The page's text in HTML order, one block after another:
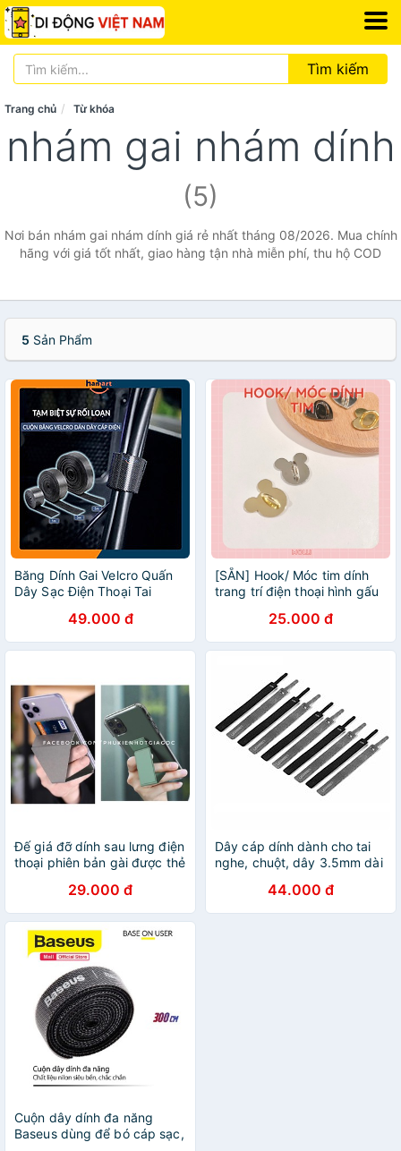
Tìm kiếm
Trang chủ Từ khóa
nhám gai nhám dính
(5)
Nơi bán nhám gai nhám dính giá rẻ nhất tháng 08/2026. Mua chính
hãng với giá tốt nhất, giao hàng tận nhà miễn phí, thu hộ COD
5 Sản Phẩm
Băng Dính Gai Velcro Quấn
Dây Sạc Điện Thoại Tai
Đa Năng Sáng Tạo - Hàng
Nhập Khẩu
49.000 đ
[SẴN] Hook/ Móc tim dính
trang trí điện thoại hình gấu
25.000 đ
Đế giá đỡ dính sau lưng điện
thoại phiên bản gài được thẻ
29.000 đ
Dây cáp dính dành cho tai
nghe, chuột, dây 3.5mm dài
ACC50370LP146 Hàng
chính hãng
44.000 đ
Cuộn dây dính đa năng
Baseus dùng để bó cáp sạc,